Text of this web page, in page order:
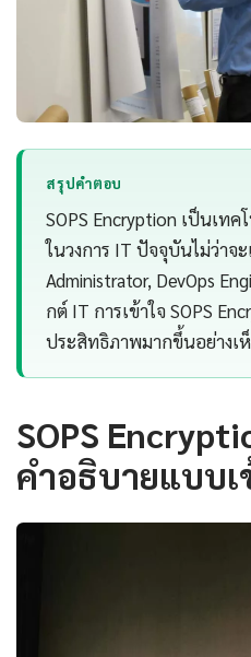
สรุปคำตอบ
SOPS Encryption เป็นเท
ในวงการ IT ปัจจุบันไม่ว่าจ
Administrator, DevOps
กต์ IT การเข้าใจ SOPS
ประสิทธิภาพมากขึ้นอย่างเ
SOPS
คำอธิบายแบบเ